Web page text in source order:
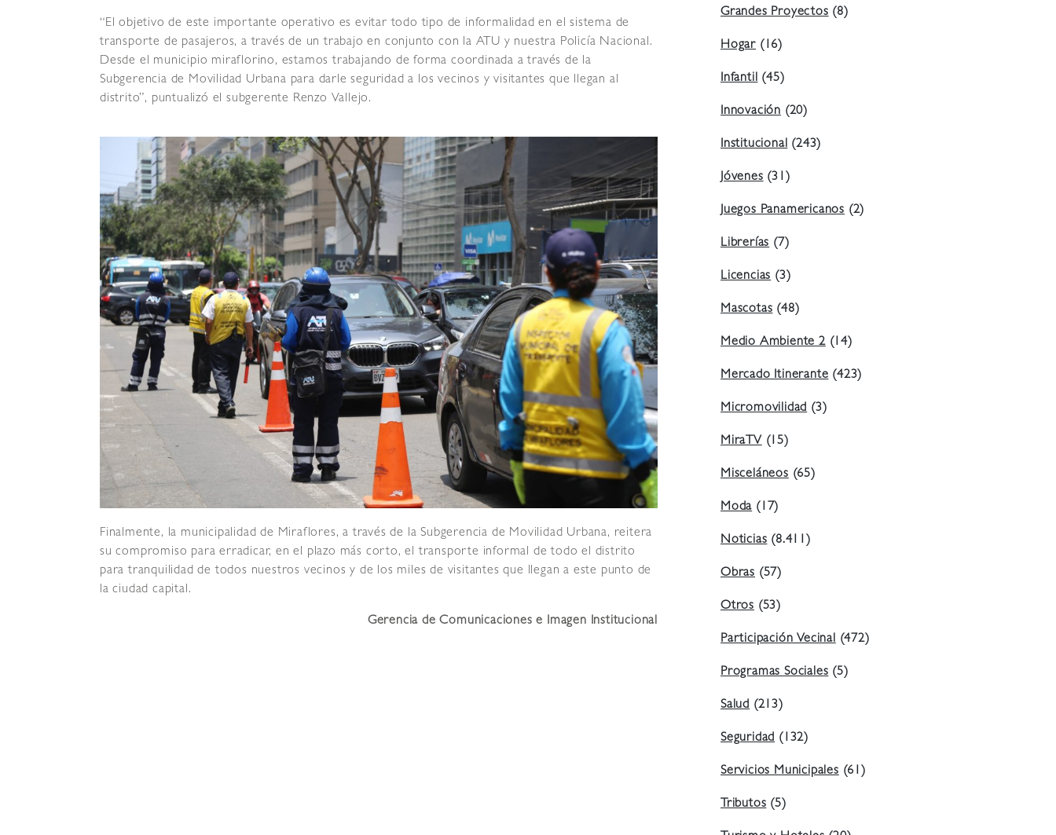
“El objetivo de este importante operativo es evitar todo tipo de informalidad en el sistema de
transporte de pasajeros, a través de un trabajo en conjunto con la ATU y nuestra Policía Nacional.
Desde el municipio miraflorino, estamos trabajando de forma coordinada a través de la
Subgerencia de Movilidad Urbana para darle seguridad a los vecinos y visitantes que llegan al
distrito”, puntualizó el subgerente Renzo Vallejo.
Finalmente, la municipalidad de Miraflores, a través de la Subgerencia de Movilidad Urbana, reitera
su compromiso para erradicar, en el plazo más corto, el transporte informal de todo el distrito
para tranquilidad de todos nuestros vecinos y de los miles de visitantes que llegan a este punto de
la ciudad capital.
Gerencia de Comunicaciones e Imagen Institucional
Grandes Proyectos(8)
Hogar (16)
Infantil(45)
Innovación (20)
Institucional(243)
Jóvenes(31)
Juegos Panamericanos (2)
Librerías(7)
Licencias(3)
Mascotas(48)
Medio Ambiente 2(14)
Mercado Itinerante(423)
Micromovilidad(3)
MiraTV(15)
Misceláneos(65)
Moda(17)
Noticias(8.411)
Obras (57)
Otros (53)
Participación Vecinal(472)
Programas Sociales(5)
Salud (213)
Seguridad(132)
Servicios Municipales(61)
Tributos(5)